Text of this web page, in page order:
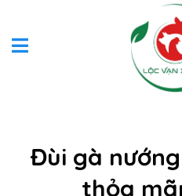
Đùi gà
thỏa